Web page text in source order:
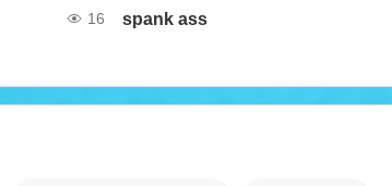
16 spank ass